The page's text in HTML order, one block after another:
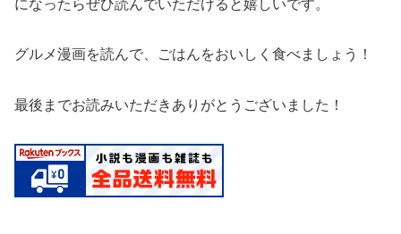
になったらぜひ読んでいただけると嬉しいです。
グルメ漫画を読んで、ごはんをおいしく食べましょう！
最後までお読みいただきありがとうございました！